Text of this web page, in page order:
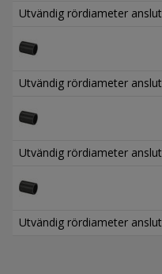
Utvändig rördiameter
Utvändig rördiameter
Utvändig rördiameter
Utvändig rördiameter